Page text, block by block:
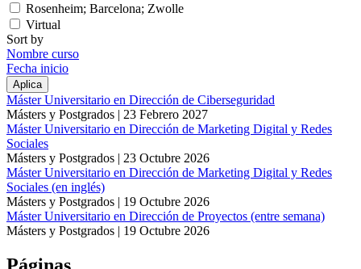
Rosenheim; Barcelona; Zwolle
Virtual
Sort by
Nombre curso
Fecha inicio
Máster Universitario en Dirección de Ciberseguridad
Másters y Postgrados | 23 Febrero 2027
Máster Universitario en Dirección de Marketing Digital y Redes
Sociales
Másters y Postgrados | 23 Octubre 2026
Máster Universitario en Dirección de Marketing Digital y Redes
Sociales (en inglés)
Másters y Postgrados | 19 Octubre 2026
Máster Universitario en Dirección de Proyectos (entre semana)
Másters y Postgrados | 19 Octubre 2026
Páginas